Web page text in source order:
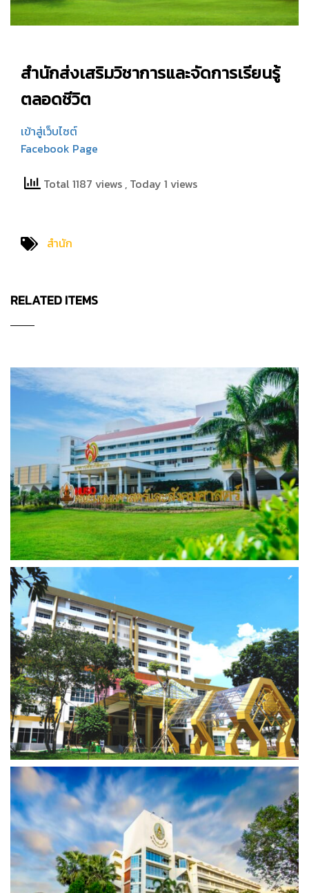
สำนักส่งเสริมวิชาการและจัดการเรียนรู้
ตลอดชีวิต
เข้าสู่เว็บไซต์
Facebook Page
Total 1187 views , Today 1 views
สำนัก
RELATED ITEMS